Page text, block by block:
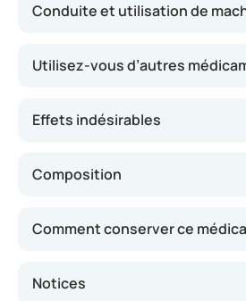
Conduite et utilisation de
Utilisez-vous d’autres
Effets indésirables
Composition
Comment conserver ce
Notices